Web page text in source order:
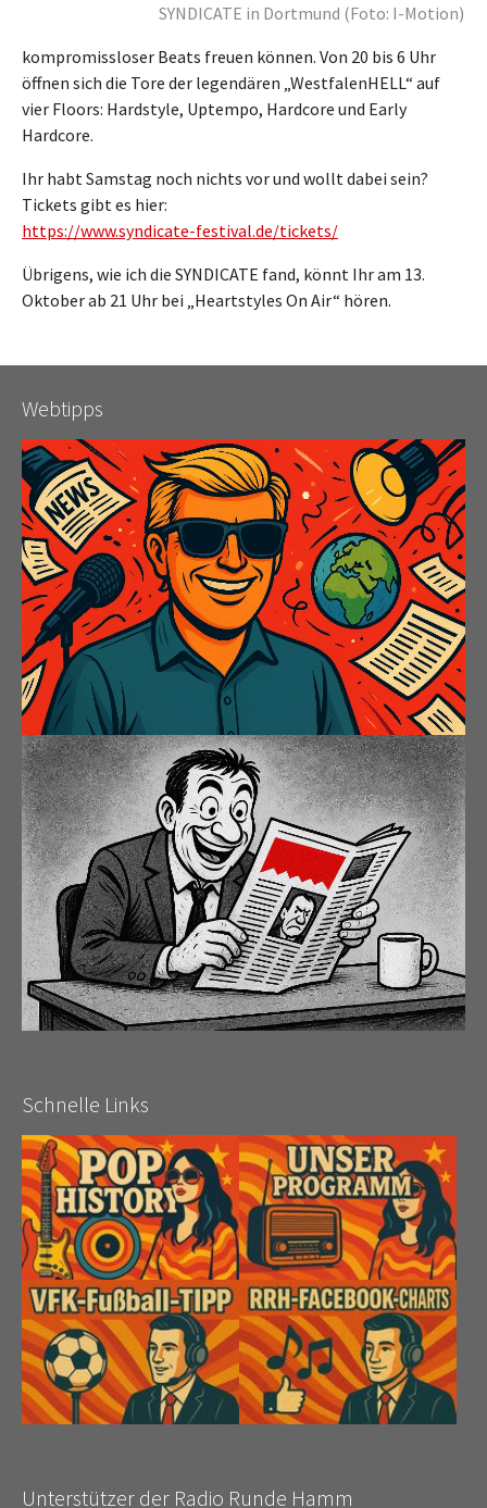
SYNDICATE in Dortmund (Foto: I-Motion)
kompromissloser Beats freuen können. Von 20 bis 6 Uhr
öffnen sich die Tore der legendären „WestfalenHELL“ auf
vier Floors: Hardstyle, Uptempo, Hardcore und Early
Hardcore.
Ihr habt Samstag noch nichts vor und wollt dabei sein?
Tickets gibt es hier:
https://www.syndicate-festival.de/tickets/
Übrigens, wie ich die SYNDICATE fand, könnt Ihr am 13.
Oktober ab 21 Uhr bei „Heartstyles On Air“ hören.
Webtipps
Schnelle Links
Unterstützer der Radio Runde Hamm